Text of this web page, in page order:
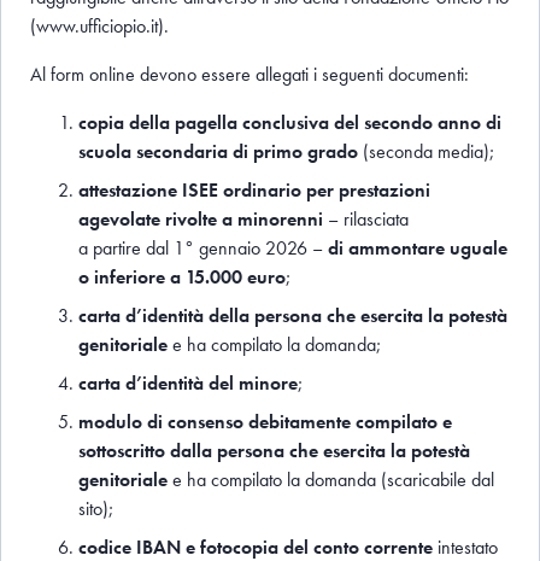
(www.ufficiopio.it).
Al form online devono essere allegati i seguenti documenti:
copia della pagella conclusiva del secondo anno di
scuola secondaria di primo grado (seconda media);
attestazione ISEE ordinario per prestazioni
agevolate rivolte a minorenni – rilasciata
a partire dal 1° gennaio 2026 –di ammontare uguale
o inferiore a 15.000 euro;
carta d’identità della persona che esercita la potestà
genitorialee ha compilato la domanda;
carta d’identità del minore;
modulo di consenso debitamente compilato e
sottoscritto dalla persona che esercita la potestà
genitorialee ha compilato la domanda (scaricabile dal
sito);
codice IBAN e fotocopia del conto corrente intestato